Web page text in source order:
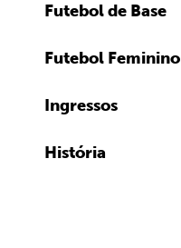
Futebol de Base
Futebol Feminino
Ingressos
História